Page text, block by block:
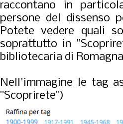
raccontano in
persone del dissenso
Potete vedere quali
soprattutto in
bibliotecaria di
Nell'immagine le tag
"Scoprirete")
ABC
46fascicoli